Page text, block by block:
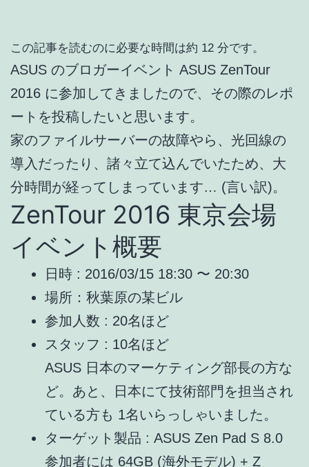
この記事を読むのに必要な時間は約 12 分です。
ASUS のブロガーイベント ASUS ZenTour
2016 に参加してきましたので、その際のレポ
ートを投稿したいと思います。
家のファイルサーバーの故障やら、光回線の
導入だったり、諸々立て込んでいたため、大
分時間が経ってしまっています… (言い訳)。
ZenTour 2016 東京会場
イベント概要
日時 : 2016/03/15 18:30 〜 20:30
場所：秋葉原の某ビル
参加人数 : 20名ほど
スタッフ : 10名ほど
ASUS 日本のマーケティング部長の方な
ど。あと、日本にて技術部門を担当され
ている方も 1名いらっしゃいました。
ターゲット製品 : ASUS Zen Pad S 8.0
参加者には 64GB (海外モデル) + Z